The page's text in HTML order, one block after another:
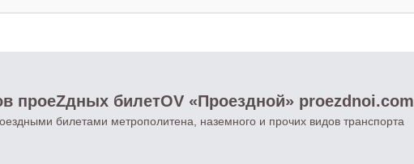
проеZдных билетOV «Проездной» proezdnoi.com
билетами метрополитена, наземного и прочих видов транспорта